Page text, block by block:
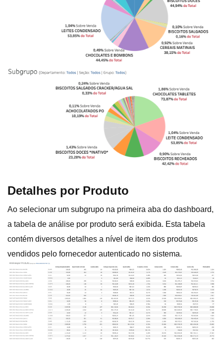
Detalhes por Produto
Ao selecionar um subgrupo na primeira aba do dashboard,
a tabela de análise por produto será exibida. Esta tabela
contém diversos detalhes a nível de item dos produtos
vendidos pelo fornecedor autenticado no sistema.